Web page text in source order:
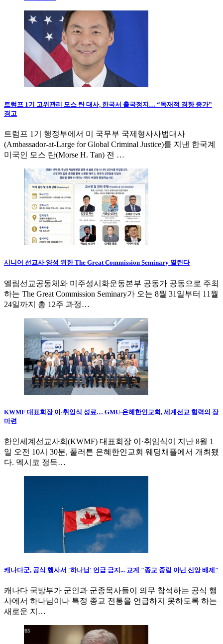
트럼프 1기 고위관리 모스 탄 대사, 한국서 출국정지… “독재적 경향 증가”
경고
트럼프 1기 행정부에서 미 국무부 국제형사사법대사
(Ambassador-at-Large for Global Criminal Justice)를 지낸 한국계
미국인 모스 탄(Morse H. Tan) 전 …
시니어 선교사 양성 위한 The Great Commission Seminary 열린다
엘림선교공동체와 미주성시화운동본부 공동가 공동으로 주최
하는 The Great Commission Seminary가 오는 8월 31일부터 11월
24일까지 총 12주 과정…
KWMF 대표회장 이·취임식 성료… GMU·은혜한인교회, 세계선교 협력의 장
마련
한인세계선교사회(KWMF) 대표회장 이·취임식이 지난 8월 1
일 오전 10시 30분, 풀러튼 은혜한인교회 웨딩채플에서 개최됐
다. 멕시코 정득…
캐나다군, 공식 행사서 '하나님' 언급 금지... 교계 "종교 중립 아닌 신앙 배제"
캐나다 국방부가 군인과 군종목사들이 의무 참석하는 공식 행
사에서 하나님이나 특정 종교 전통을 언급하지 못하도록 하는
새로운 지…